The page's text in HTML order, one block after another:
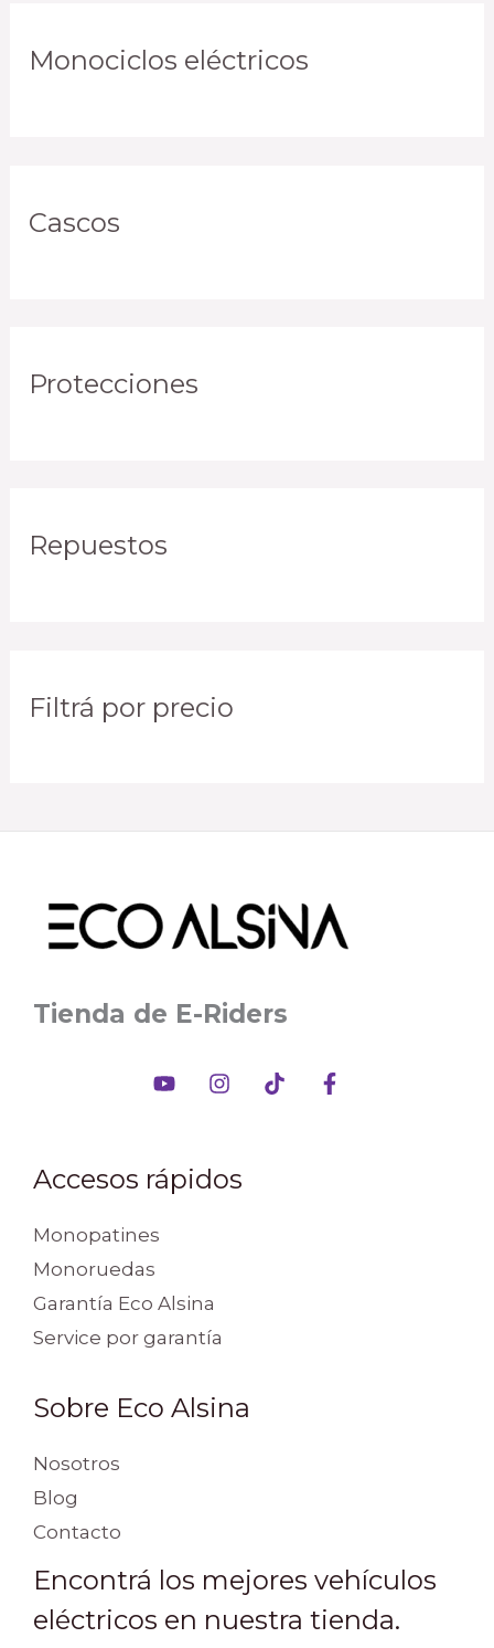
Monociclos eléctricos
Cascos
Protecciones
Repuestos
Filtrá por precio
Tienda de E-Riders
Accesos rápidos
Monopatines
Monoruedas
Garantía Eco Alsina
Service por garantía
Sobre Eco Alsina
Nosotros
Blog
Contacto
Encontrá los mejores vehículos
eléctricos en nuestra tienda.